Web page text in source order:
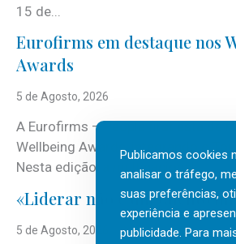
15 de...
Eurofirms em destaque nos
Awards
5 de Agosto, 2026
A Eurofirms – People first está de
Wellbeing Awards, integrando o Top
Nesta edição, a multinacional...
«Liderar não é um talento
5 de Agosto, 2026
Publicamos cookies
analisar o tráfego,
suas preferências,
experiência e
publicidade. Para